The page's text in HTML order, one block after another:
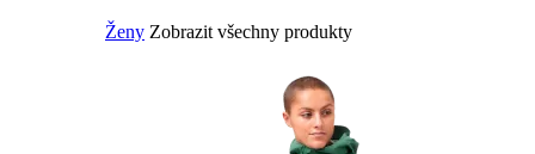
Ženy Zobrazit všechny produkty